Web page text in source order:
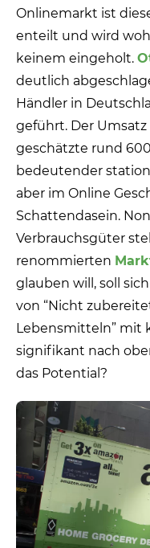
Onlinemarkt ist
enteilt und wird
keinem eingeholt.
deutlich
Händler in
geführt. Der Umsatz
geschätzte rund
bedeutender
aber im Online
Schattendasein.
Verbrauchsgüter
renommierten
glauben will, soll
von “Nicht
Lebensmitteln” mit
signifikant nach
das Potential?